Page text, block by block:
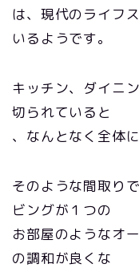
は、現代のライフ
いるようです。
キッチン、ダイニ
切られていると
、なんとなく全体
そのような間取り
ビングが１つの
お部屋のようなオ
の調和が良くな